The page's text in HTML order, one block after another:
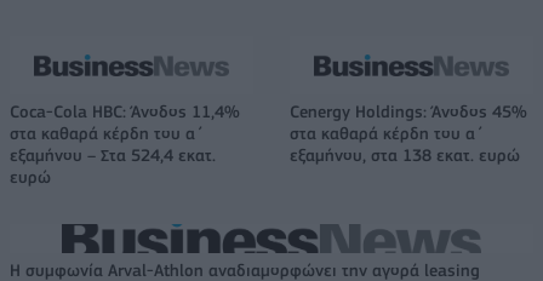
Coca-Cola HBC: Άνοδος 11,4%
στα καθαρά κέρδη του α΄
εξαμήνου – Στα 524,4 εκατ.
ευρώ
Cenergy Holdings: Άνοδος 45%
στα καθαρά κέρδη του α΄
εξαμήνου, στα 138 εκατ. ευρώ
Η συμφωνία Arval-Athlon αναδιαμορφώνει την αγορά leasing